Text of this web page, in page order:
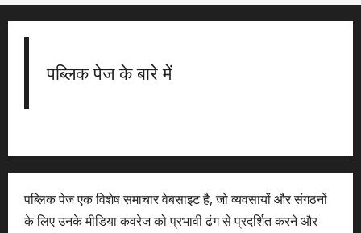
पब्लिक पेज के बारे में
पब्लिक पेज एक विशेष समाचार वेबसाइट है, जो व्यवसायों और संगठनों
के लिए उनके मीडिया कवरेज को प्रभावी ढंग से प्रदर्शित करने और